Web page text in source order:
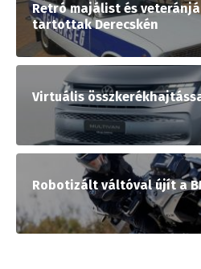
Retró majálist és
tartottak Derecskén
Virtuális
Robotizált váltóval újít a